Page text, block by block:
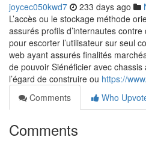
joycec050kwd7 233 days ago
L’accès ou le stockage méthode
assurés profils d’internautes
pour escorter l’utilisateur sur seul
web ayant assurés finalités
de pouvoir Siénéficier avec
l’égard de construire ou https://
Comments
Who
Comments